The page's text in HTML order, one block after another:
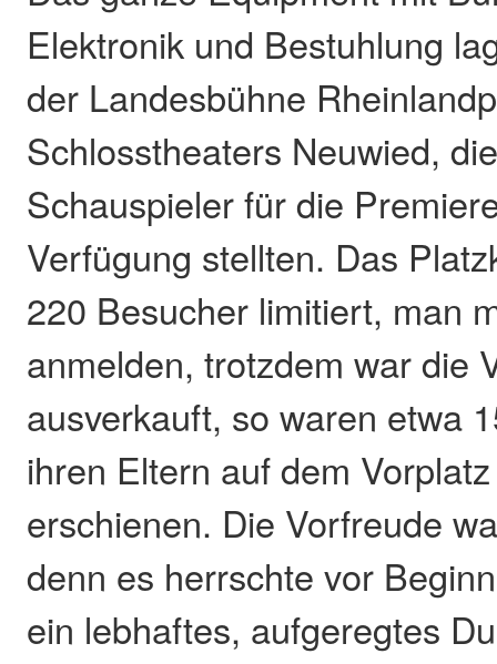
Elektronik und Bestuhlung
der Landesbühne
Schlosstheaters Neuwied,
Schauspieler für die
Verfügung stellten. Das
220 Besucher limitiert, man
anmelden, trotzdem war die
ausverkauft, so waren etwa
ihren Eltern auf dem
erschienen. Die Vorfreude
denn es herrschte vor
ein lebhaftes, aufgeregtes